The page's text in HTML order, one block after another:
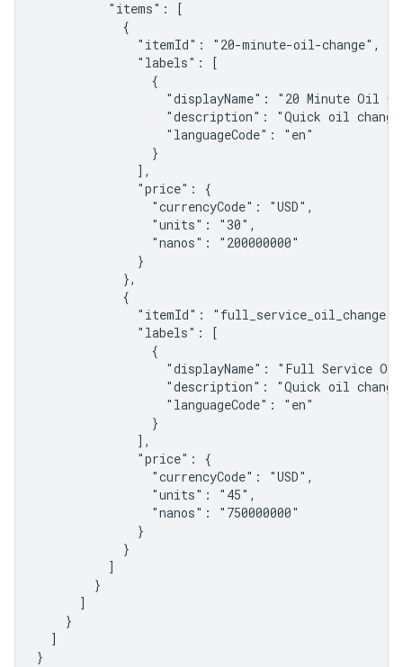
          "items": [
            {
              "itemId": "20-minute-oil-change",
              "labels": [
                {
"displayName": "20 Minute Oil
"description": "Quick oil
                  "languageCode": "en"
                }
              ],
              "price": {
                "currencyCode": "USD",
                "units": "30",
                "nanos": "200000000"
              }
            },
            {
              "itemId": "full_service_oil_change",
              "labels": [
                {
"displayName": "Full Service
"description": "Quick oil
                  "languageCode": "en"
                }
              ],
              "price": {
                "currencyCode": "USD",
                "units": "45",
                "nanos": "750000000"
              }
            }
          ]
        }
      ]
    }
  ]
}